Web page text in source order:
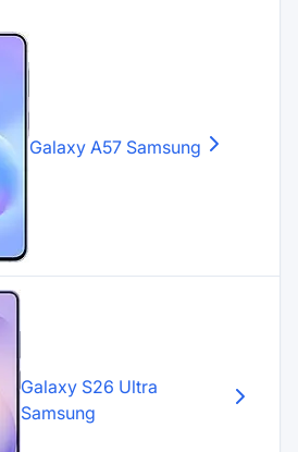
Galaxy A57 Samsung
Galaxy S26 Ultra
Samsung